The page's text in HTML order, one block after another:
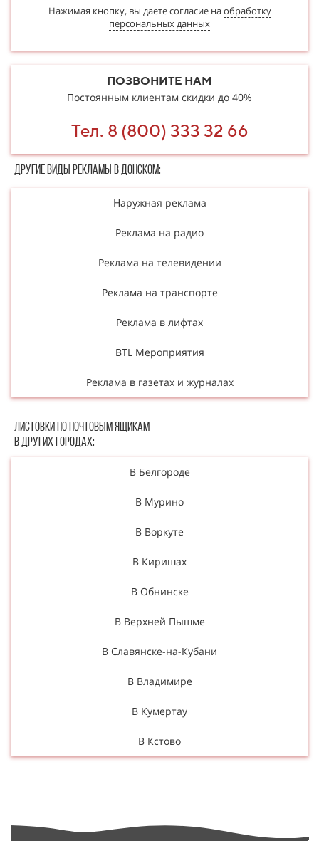
Нажимая кнопку, вы даете согласие наобработку
персональных данных
ПОЗВОНИТЕ НАМ
Постоянным клиентам скидки до 40%
Тел. 8 (800) 333 32 66
Другие в​​​​иды рекламы в Донском:
Наружная реклама
Реклама на радио
Реклама на телевидении
Реклама на транспорте
Реклама в лифтах
BTL Мероприятия
Реклама в газетах и журналах
Листовки по почтовым ящикам
в других городах:
В Белгороде
В Мурино
В Воркуте
В Киришах
В Обнинске
В Верхней Пышме
В Славянске-на-Кубани
В Владимире
В Кумертау
В Кстово